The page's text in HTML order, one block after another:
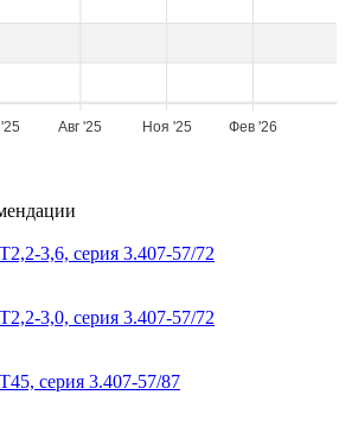
Авг '25 Ноя '25 Фев '26
3,6, серия 3.407-57/72
3,0, серия 3.407-57/72
серия 3.407-57/87